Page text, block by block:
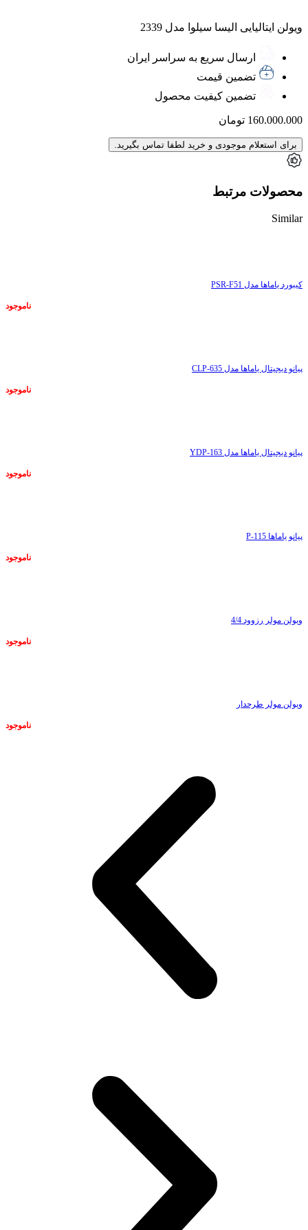
ویولن ایتالیایی الیسا سیلوا مدل 2339
ارسال سریع به سراسر ایران
تضمین قیمت
تضمین کیفیت محصول
160.000.000 تومان
برای استعلام موجودی و خرید لطفا تماس بگیرید.
محصولات مرتبط
Similar
کیبورد یاماها مدل PSR-F51
ناموجود
پیانو دیجیتال یاماها مدل CLP-635
ناموجود
پیانو دیجیتال یاماها مدل YDP-163
ناموجود
پیانو یاماها P-115
ناموجود
ویولن مولر رزوود 4/4
ناموجود
ویولن مولر طرحدار
ناموجود